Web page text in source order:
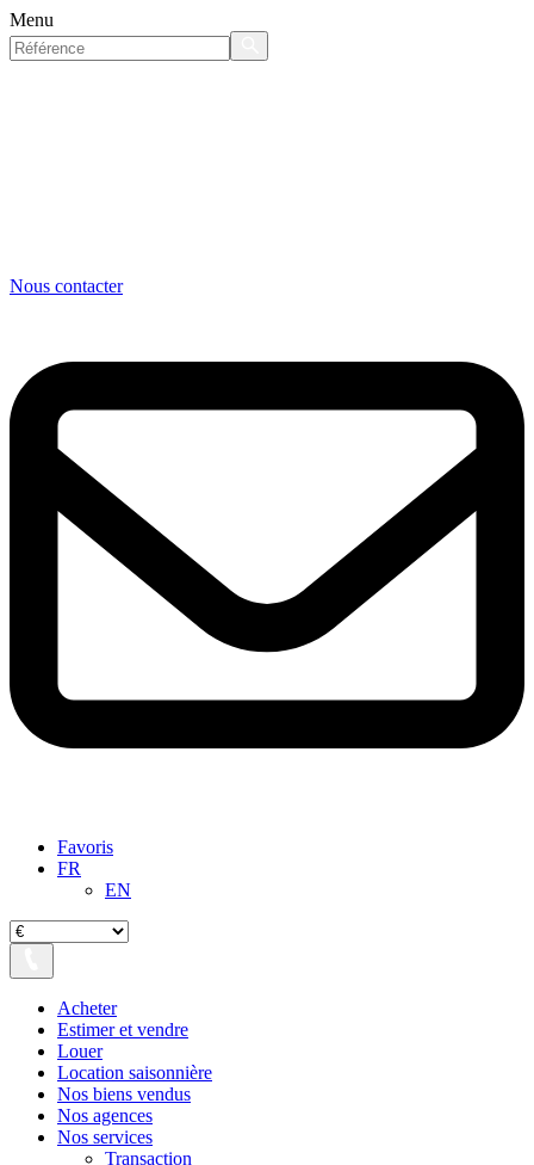
Menu
Nous contacter
Favoris
FR
EN
Acheter
Estimer et vendre
Louer
Location saisonnière
Nos biens vendus
Nos agences
Nos services
Transaction